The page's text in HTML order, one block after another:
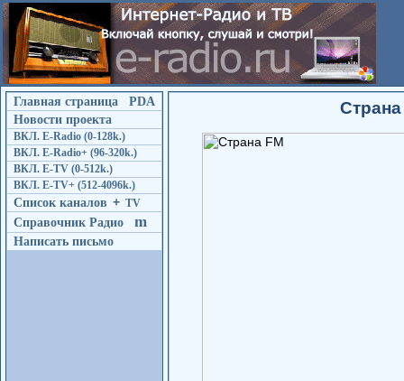
Главная страница
PDA
Новости проекта
ВКЛ. E-Radio (0-128k.)
ВКЛ. E-Radio+ (96-320k.)
ВКЛ. E-TV (0-512k.)
ВКЛ. E-TV+ (512-4096k.)
Список каналов + TV
Справочник Радио m
Написать письмо
Страна